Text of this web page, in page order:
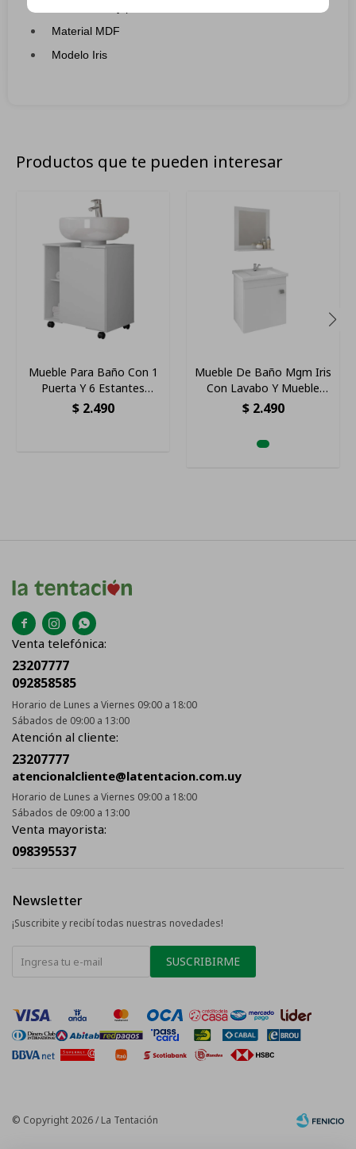
Material MDF
Modelo Iris
Productos que te pueden interesar
Mueble Para Baño Con 1
Puerta Y 6 Estantes
Organizadores
$ 2.490
Mueble De Baño Mgm Iris
Con Lavabo Y Mueble
Blanco Con Orificio Para
$ 2.490
  
Venta telefónica:
23207777
092858585
Horario de Lunes a Viernes 09:00 a 18:00
Sábados de 09:00 a 13:00
Atención al cliente:
23207777
atencionalcliente@latentacion.com.uy
Horario de Lunes a Viernes 09:00 a 18:00
Sábados de 09:00 a 13:00
Venta mayorista:
098395537
Newsletter
¡Suscribite y recibí todas nuestras novedades!
SUSCRIBIRME
© Copyright 2026 / La Tentación